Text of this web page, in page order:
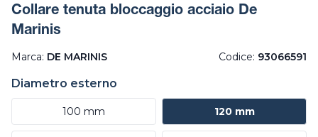
Collare tenuta bloccaggio acciaio De
Marinis
Marca: DE MARINIS Codice: 93066591
Diametro esterno
100 mm 120 mm